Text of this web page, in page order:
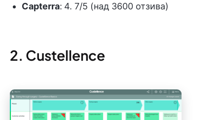
Capterra: 4. 7/5 (над 3600 отзива)
2. Custellence